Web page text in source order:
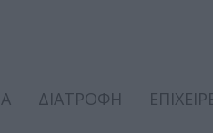
ΔΙΑΤΡΟΦΗ